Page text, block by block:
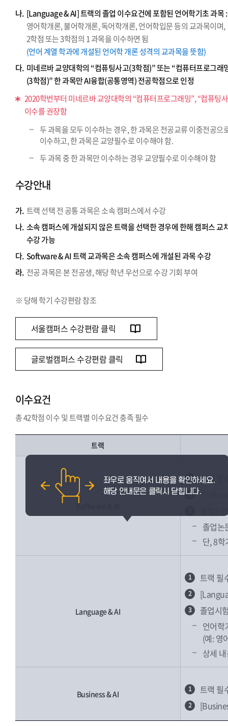
나. [Language & AI] 트랙의 졸업 이수요건에 포함된 언어학기초 과목 :
영어학개론, 불어학개론, 독어학개론, 언어학입문 등의 교과목이며,
2학점 또는 3학점의 1 과목을 이수하면 됨
(언어 계열 학과에 개설된 언어학 개론 성격의 교과목을 뜻함)
다. 미네르바 교양대학의 “컴퓨팅사고(3학점)” 또는 “컴퓨터프로그래
(3학점)” 한 과목만 AI융합(공통영역) 전공학점으로 인정
2020학번부터 미네르바 교양대학의 “컴퓨터프로그래밍”, “컴퓨팅
이수를 권장함
두 과목을 모두 이수하는 경우, 한 과목은 전공교류 이중전공으
이수하고, 한 과목은 교양필수로 이수해야 함.
두 과목 중 한 과목만 이수하는 경우 교양필수로 이수해야 함
수강안내
가. 트랙 선택 전 공통 과목은 소속 캠퍼스에서 수강
나. 소속 캠퍼스에 개설되지 않은 트랙을 선택한 경우에 한해 캠퍼스 교
수강 가능
다. Software & AI 트랙 교과목은 소속 캠퍼스에 개설된 과목 수강
라. 전공 과목은 본 전공생, 해당 학년 우선으로 수강 기회 부여
※ 당해 학기 수강편람 참조
서울캠퍼스 수강편람 클릭
글로벌캠퍼스 수강편람 클릭
이수요건
총 42학점 이수 및 트랙별 이수요건 충족 필수
트랙
Software & AI
1 트랙 필
2
졸업논
졸업논
단, 8
Language & AI
1 트랙 필
2
3
졸업시
언어학
(예: 영
상세
Business & AI 1 트랙 필
2